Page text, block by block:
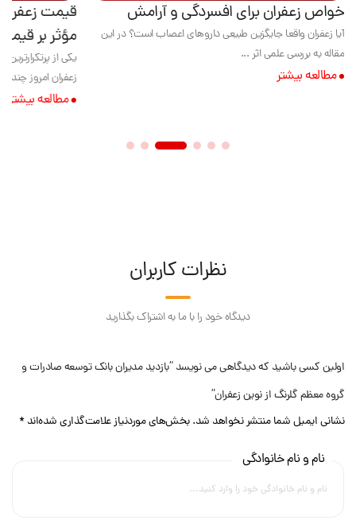
خواص زعفران برای افسردگی و آرامش
آیا زعفران واقعا جایگزین طبیعی داروهای اعصاب است؟ در این
مقاله به بررسی علمی اثر ...
مطالعه بیشتر
قیمت
مؤثر بر
یکی از
زعفران امروز
مطالعه بیشتر
نظرات کاربران
دیدگاه خود را با ما به اشتراک بگذارید
اولین کسی باشید که دیدگاهی می نویسد “بازدید مدیران بانک توسعه صادرات و
گروه معظم گلرنگ از نوین زعفران”
نشانی ایمیل شما منتشر نخواهد شد. بخش‌های موردنیاز علامت‌گذاری شده‌اند*
نام و نام خانوادگی